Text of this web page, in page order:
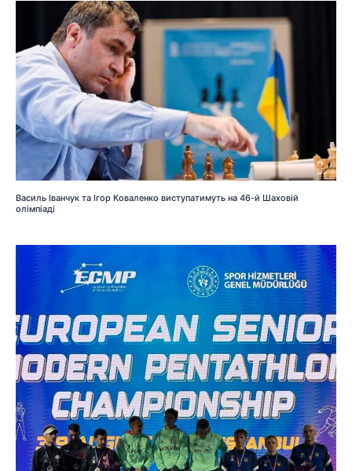
Василь Іванчук та Ігор Коваленко виступатимуть на 46-й Шаховій
олімпіаді